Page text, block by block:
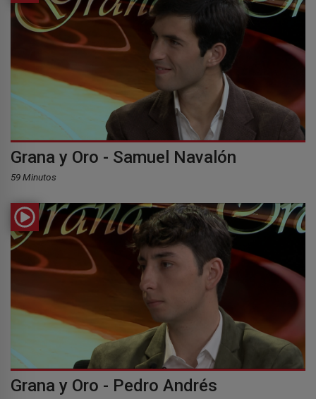
Grana y Oro - Samuel Navalón
59 Minutos
Grana y Oro - Pedro Andrés